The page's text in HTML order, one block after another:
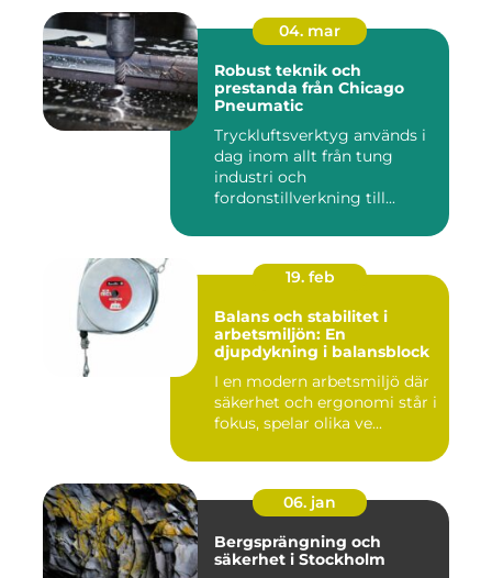
04. mar
Robust teknik och
prestanda från Chicago
Pneumatic
Tryckluftsverktyg används i
dag inom allt från tung
industri och
fordonstillverkning till...
19. feb
Balans och stabilitet i
arbetsmiljön: En
djupdykning i balansblock
I en modern arbetsmiljö där
säkerhet och ergonomi står i
fokus, spelar olika ve...
06. jan
Bergsprängning och
säkerhet i Stockholm